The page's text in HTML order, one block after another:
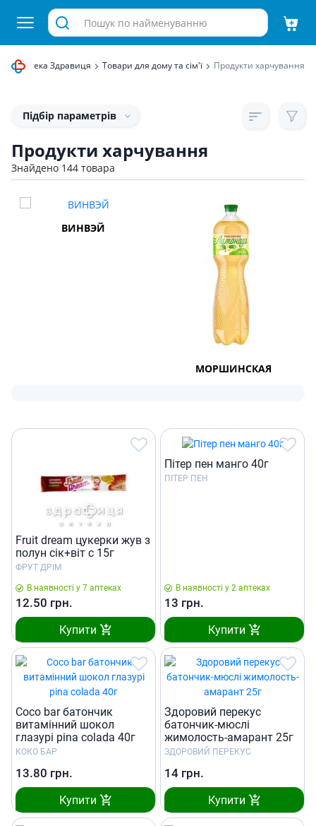
аптека Здравиця Товари для дому та сім'ї Продукти харчування
Підбір параметрів
Продукти харчування
Знайдено 144 товара
ВИНВЭЙ
МОРШИНСКАЯ
Fruit dream цукерки жув з
полун сік+віт с 15г
ФРУТ ДРІМ
В наявності у 7 аптеках
12.50 грн.
Купити
Пiтер пен манго 40г
ПІТЕР ПЕН
В наявності у 2 аптеках
13 грн.
Купити
Сoco bar батончик
витамінний шокол
глазурі pina colada 40г
КОКО БАР
13.80 грн.
Купити
Здоровий перекус
батончик-мюслі
жимолость-амарант 25г
ЗДОРОВИЙ ПЕРЕКУС
14 грн.
Купити